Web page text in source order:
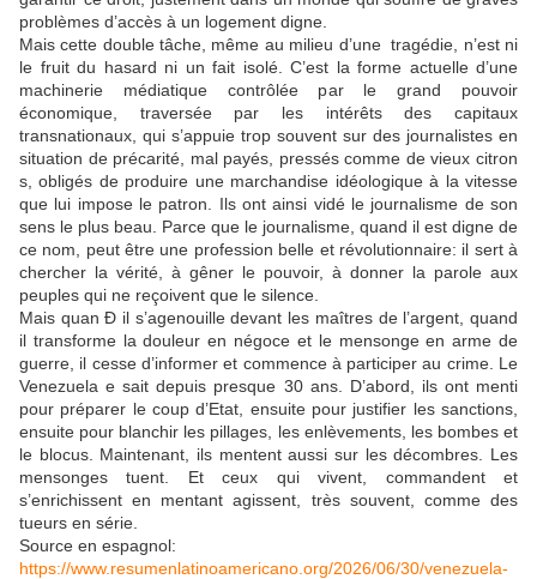
problèmes d’accès à un logement digne.
Mais cette double tâche, même au milieu d’une tragédie, n’est ni
le fruit du hasard ni un fait isolé. C’est la forme actuelle d’une
machinerie médiatique contrôlée par le grand pouvoir
économique, traversée par les intérêts des capitaux
transnationaux, qui s’appuie trop souvent sur des journalistes en
situation de précarité, mal payés, pressés comme de vieux citron
s, obligés de produire une marchandise idéologique à la vitesse
que lui impose le patron. Ils ont ainsi vidé le journalisme de son
sens le plus beau. Parce que le journalisme, quand il est digne de
ce nom, peut être une profession belle et révolutionnaire: il sert à
chercher la vérité, à gêner le pouvoir, à donner la parole aux
peuples qui ne reçoivent que le silence.
Mais quan Đ il s’agenouille devant les maîtres de l’argent, quand
il transforme la douleur en négoce et le mensonge en arme de
guerre, il cesse d’informer et commence à participer au crime. Le
Venezuela e sait depuis presque 30 ans. D’abord, ils ont menti
pour préparer le coup d’Etat, ensuite pour justifier les sanctions,
ensuite pour blanchir les pillages, les enlèvements, les bombes et
le blocus. Maintenant, ils mentent aussi sur les décombres. Les
mensonges tuent. Et ceux qui vivent, commandent et
s’enrichissent en mentant agissent, très souvent, comme des
tueurs en série.
Source en espagnol:
https://www.resumenlatinoamericano.org/2026/06/30/venezuela-